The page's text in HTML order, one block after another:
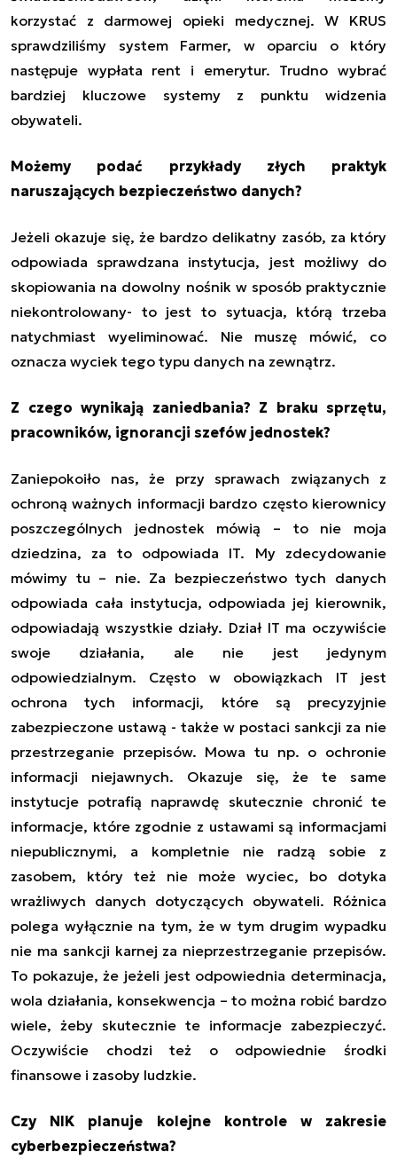
korzystać z darmowej opieki medycznej. W KRUS
sprawdziliśmy system Farmer, w oparciu o który
następuje wypłata rent i emerytur. Trudno wybrać
bardziej kluczowe systemy z punktu widzenia
obywateli.
Możemy podać przykłady złych praktyk
naruszających bezpieczeństwo danych?
Jeżeli okazuje się, że bardzo delikatny zasób, za który
odpowiada sprawdzana instytucja, jest możliwy do
skopiowania na dowolny nośnik w sposób praktycznie
niekontrolowany- to jest to sytuacja, którą trzeba
natychmiast wyeliminować. Nie muszę mówić, co
oznacza wyciek tego typu danych na zewnątrz.
Z czego wynikają zaniedbania? Z braku sprzętu,
pracowników, ignorancji szefów jednostek?
Zaniepokoiło nas, że przy sprawach związanych z
ochroną ważnych informacji bardzo często kierownicy
poszczególnych jednostek mówią – to nie moja
dziedzina, za to odpowiada IT. My zdecydowanie
mówimy tu – nie. Za bezpieczeństwo tych danych
odpowiada cała instytucja, odpowiada jej kierownik,
odpowiadają wszystkie działy. Dział IT ma oczywiście
swoje działania, ale nie jest jedynym
odpowiedzialnym. Często w obowiązkach IT jest
ochrona tych informacji, które są precyzyjnie
zabezpieczone ustawą - także w postaci sankcji za nie
przestrzeganie przepisów. Mowa tu np. o ochronie
informacji niejawnych. Okazuje się, że te same
instytucje potrafią naprawdę skutecznie chronić te
informacje, które zgodnie z ustawami są informacjami
niepublicznymi, a kompletnie nie radzą sobie z
zasobem, który też nie może wyciec, bo dotyka
wrażliwych danych dotyczących obywateli. Różnica
polega wyłącznie na tym, że w tym drugim wypadku
nie ma sankcji karnej za nieprzestrzeganie przepisów.
To pokazuje, że jeżeli jest odpowiednia determinacja,
wola działania, konsekwencja – to można robić bardzo
wiele, żeby skutecznie te informacje zabezpieczyć.
Oczywiście chodzi też o odpowiednie środki
finansowe i zasoby ludzkie.
Czy NIK planuje kolejne kontrole w zakresie
cyberbezpieczeństwa?